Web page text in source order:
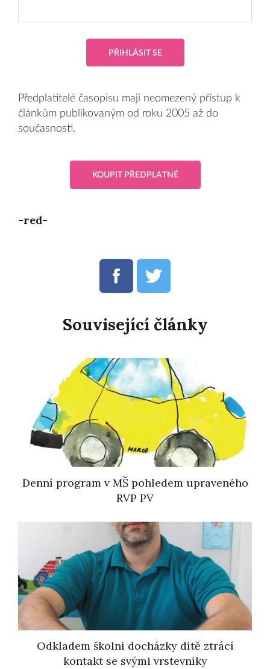
PŘIHLÁSIT SE
Předplatitelé časopisu mají neomezený přístup k
článkům publikovaným od roku 2005 až do
současnosti.
KOUPIT PŘEDPLATNÉ
-red-
Související články
Denní program v MŠ pohledem upraveného
RVP PV
Odkladem školní docházky dítě ztrácí
kontakt se svými vrstevníky